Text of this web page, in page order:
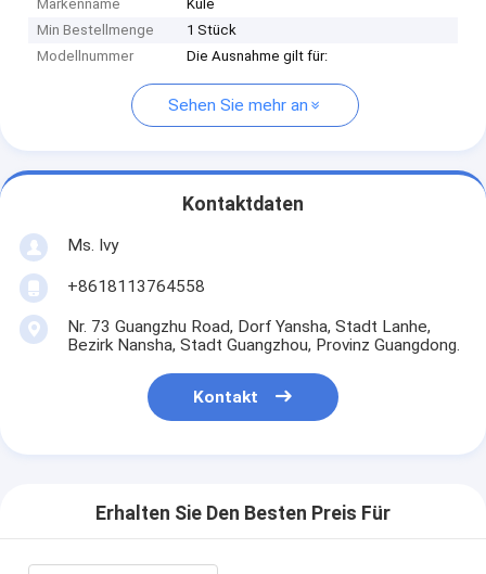
Markenname
Kule
Min Bestellmenge
1 Stück
Modellnummer
Die Ausnahme gilt für:
Sehen Sie mehr an
Kontaktdaten
Ms. Ivy
+8618113764558
Nr. 73 Guangzhu Road, Dorf Yansha, Stadt Lanhe,
Bezirk Nansha, Stadt Guangzhou, Provinz Guangdong.
Kontakt
Erhalten Sie Den Besten Preis Für